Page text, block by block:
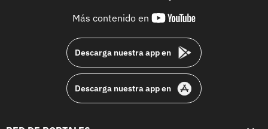
Más contenido en
youtube-
Descarga nuestra app en
Descarga nuestra app en